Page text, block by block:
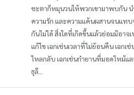
ชะตาก็หมุนวนให้พวกเขามาพบกัน
ความรัก และความแค้นผสานจนแท
กันไม่ได้ สิ่งใดที่เกิดขึ้นแล้วย่อมมิอาจ
แก้ไข เฉกเช่นเวลาที่ไม่ย้อนคืน เฉกเ
ไหลกลับ เฉกเช่นกำยานที่มอดไหม้แล
ธุลี...